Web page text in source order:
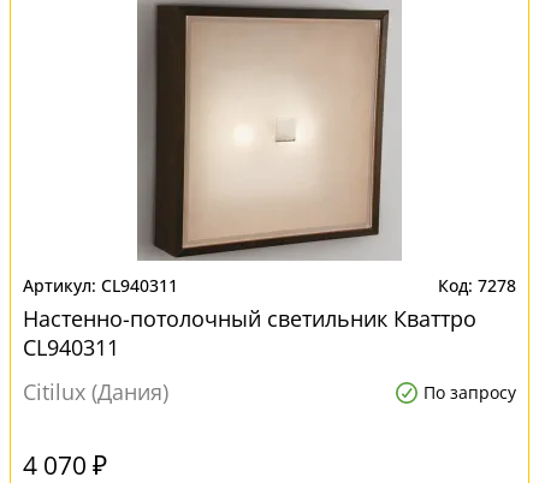
CL940311 7278
Настенно-потолочный светильник Кваттро
CL940311
Citilux (Дания)
По запросу
4 070 ₽